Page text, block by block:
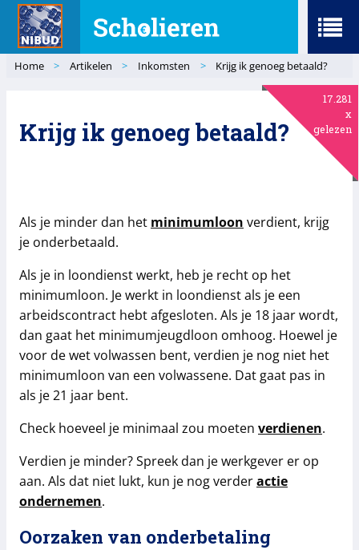
Menu
Home > Artikelen > Inkomsten > Krijg ik genoeg betaald?
17.281
x
gelezen
Krijg ik genoeg betaald?
Als je minder dan het minimumloon verdient, krijg
je onderbetaald.
Als je in loondienst werkt, heb je recht op het
minimumloon. Je werkt in loondienst als je een
arbeidscontract hebt afgesloten. Als je 18 jaar wordt,
dan gaat het minimumjeugdloon omhoog. Hoewel je
voor de wet volwassen bent, verdien je nog niet het
minimumloon van een volwassene. Dat gaat pas in
als je 21 jaar bent.
Check hoeveel je minimaal zou moeten verdienen.
Verdien je minder? Spreek dan je werkgever er op
aan. Als dat niet lukt, kun je nog verderactie
ondernemen.
Oorzaken van onderbetaling